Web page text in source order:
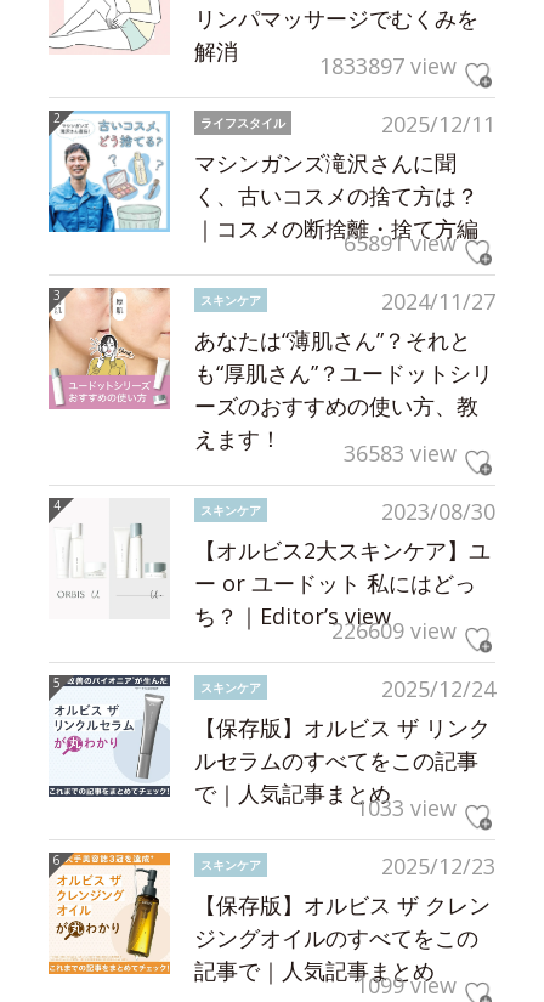
リンパマッサージでむくみを
解消
1833897 view
2025/12/11
ライフスタイル
マシンガンズ滝沢さんに聞
く、古いコスメの捨て方は？
｜コスメの断捨離・捨て方編
65891 view
2024/11/27
スキンケア
あなたは“薄肌さん”？それと
も“厚肌さん”？ユードットシリ
ーズのおすすめの使い方、教
えます！
36583 view
2023/08/30
スキンケア
【オルビス2大スキンケア】ユ
ー or ユードット 私にはどっ
ち？｜Editor’s view226609 view
2025/12/24
スキンケア
【保存版】オルビス ザ リンク
ルセラムのすべてをこの記事
で｜人気記事まとめ1033 view
2025/12/23
スキンケア
【保存版】オルビス ザ クレン
ジングオイルのすべてをこの
記事で｜人気記事まとめ
1099 view